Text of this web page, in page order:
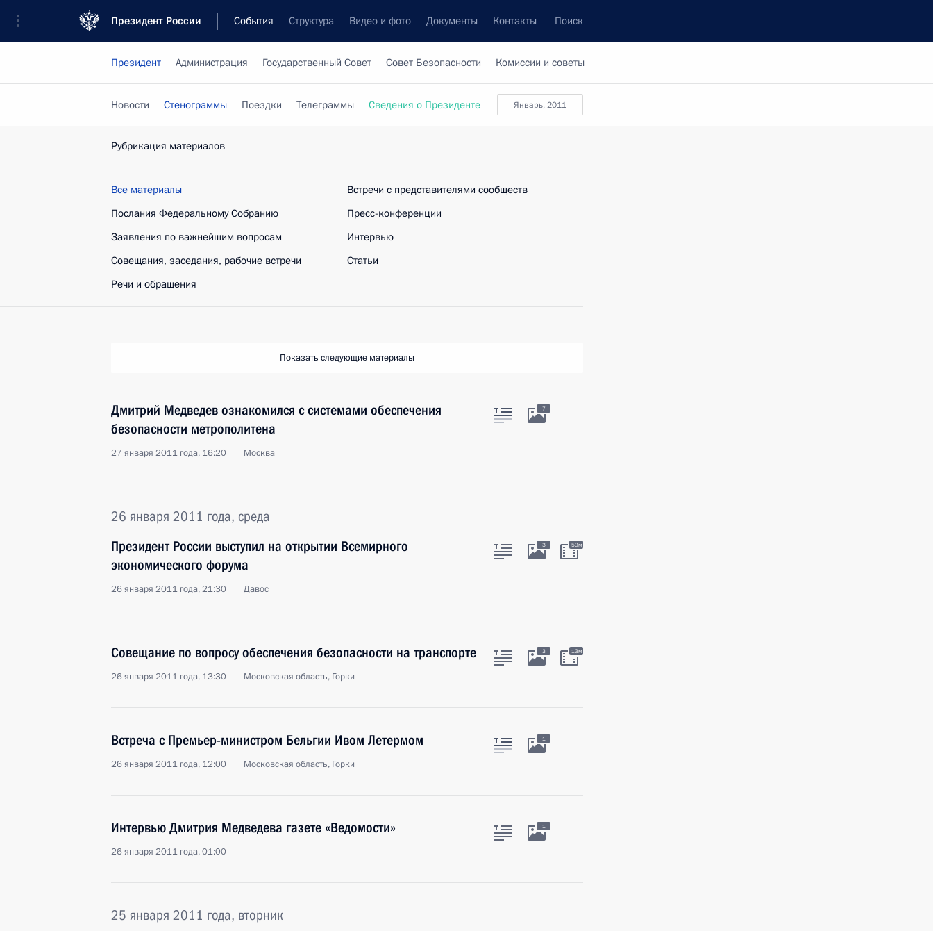
Президент России События Структура Видео и фото Документы Контакты Поиск
Президент Администрация Государственный Совет Совет Безопасности Комиссии и советы
январь, 2011
Новости Стенограммы Поездки Телеграммы Сведения о Президенте
Рубрикация материалов
Все материалы
Послания Федеральному Собранию
Заявления по важнейшим вопросам
Совещания, заседания, рабочие встречи
Речи и обращения
Встречи с представителями сообществ
Пресс-конференции
Интервью
Статьи
Показать следующие материалы
Дмитрий Медведев ознакомился с системами обеспечения
безопасности метрополитена
27 января 2011 года, 16:20 Москва
7
26 января 2011 года, среда
Президент России выступил на открытии Всемирного
экономического форума
26 января 2011 года, 21:30 Давос
3 59м
Совещание по вопросу обеспечения безопасности на транспорте
26 января 2011 года, 13:30 Московская область, Горки
3 13м
Встреча с Премьер-министром Бельгии Ивом Летермом
26 января 2011 года, 12:00 Московская область, Горки
1
Интервью Дмитрия Медведева газете «Ведомости»
26 января 2011 года, 01:00
1
25 января 2011 года, вторник